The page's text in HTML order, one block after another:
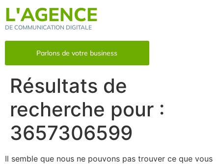
L'AGENCE
DE COMMUNICATION DIGITALE
Parlons de votre business
Résultats de
recherche pour :
3657306599
Il semble que nous ne pouvons pas trouver ce que vous